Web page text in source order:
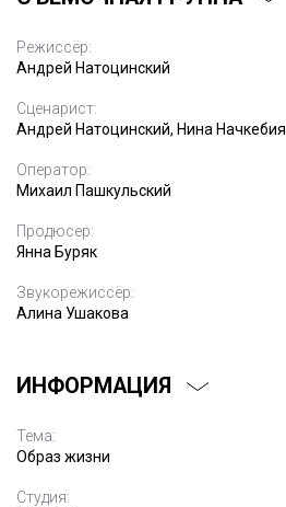
Режиссёр:
Андрей Натоцинский
Сценарист:
Андрей Натоцинский, Нина Начкебия
Оператор:
Михаил Пашкульский
Продюсер:
Янна Буряк
Звукорежиссёр:
Алина Ушакова
ИНФОРМАЦИЯ
Тема:
Образ жизни
Студия: